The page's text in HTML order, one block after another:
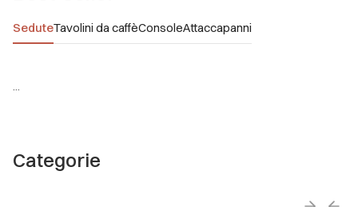
SeduteTavolini da caffèConsoleAttaccapanni
...
Categorie